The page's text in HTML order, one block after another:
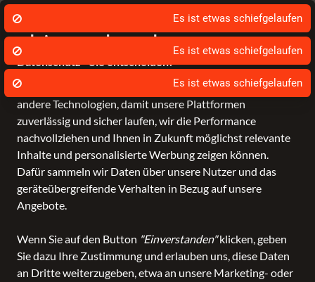
Wir nutzen Cookies um unsere Dienste zu
erbringen und zu verbessern.
Datenschutz - Sie entscheiden!
Bagmondo und unsere Partner nutzen Cookies und
andere Technologien, damit unsere Plattformen
zuverlässig und sicher laufen, wir die Performance
nachvollziehen und Ihnen in Zukunft möglichst relevante
Inhalte und personalisierte Werbung zeigen können.
Dafür sammeln wir Daten über unsere Nutzer und das
geräteübergreifende Verhalten in Bezug auf unsere
Angebote.
Wenn Sie auf den Button "Einverstanden"klicken, geben
Sie dazu Ihre Zustimmung und erlauben uns, diese Daten
an Dritte weiterzugeben, etwa an unsere Marketing- oder
Business
Es ist etwas schiefgelaufen